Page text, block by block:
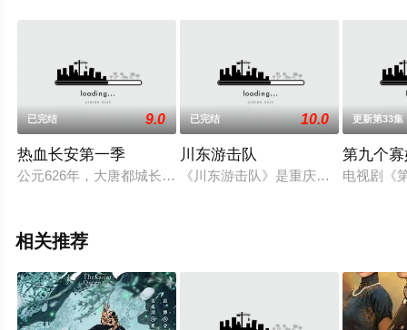
已完结 9.0
热血长安第一季
公元626年，大唐都城长安内突然异象丛生，疑案四起，人心惶
已完结 10.0
川东游击队
《川东游击队》是重庆市庆祝中国
更新第33集
第九个
电视剧《
相关推荐